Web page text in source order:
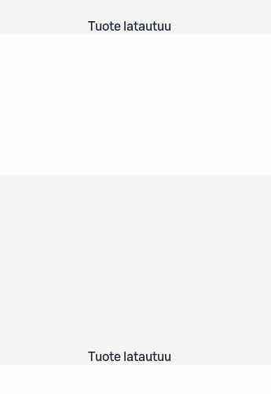
Tuote latautuu
Tuote latautuu